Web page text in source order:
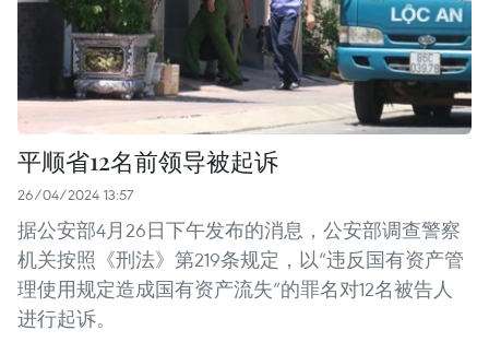
平顺省12名前领导被起诉
26/04/2024 13:57
据公安部4月26日下午发布的消息，公安部调查警察
机关按照《刑法》第219条规定，以“违反国有资产管
理使用规定造成国有资产流失”的罪名对12名被告人
进行起诉。